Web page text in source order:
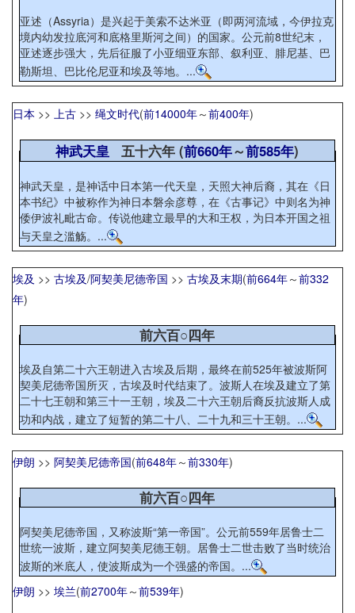
亚述（Assyria）是兴起于美索不达米亚（即两河流域，今伊拉克
境内幼发拉底河和底格里斯河之间）的国家。公元前8世纪末，
亚述逐步强大，先后征服了小亚细亚东部、叙利亚、腓尼基、巴
勒斯坦、巴比伦尼亚和埃及等地。...
日本 >> 上古 >> 绳文时代(前14000年～前400年)
神武天皇 五十六年 (前660年～前585年)
神武天皇，是神话中日本第一代天皇，天照大神后裔，其在《日
本书纪》中被称作为神日本磐余彦尊，在《古事记》中则名为神
倭伊波礼毗古命。传说他建立最早的大和王权，为日本开国之祖
与天皇之滥觞。...
埃及 >> 古埃及/阿契美尼德帝国 >> 古埃及末期(前664年～前332
年)
前六百○四年
埃及自第二十六王朝进入古埃及后期，最终在前525年被波斯阿
契美尼德帝国所灭，古埃及时代结束了。波斯人在埃及建立了第
二十七王朝和第三十一王朝，埃及二十六王朝后裔反抗波斯人成
功和内战，建立了短暂的第二十八、二十九和三十王朝。...
伊朗 >> 阿契美尼德帝国(前648年～前330年)
前六百○四年
阿契美尼德帝国，又称波斯“第一帝国”。公元前559年居鲁士二
世统一波斯，建立阿契美尼德王朝。居鲁士二世击败了当时统治
波斯的米底人，使波斯成为一个强盛的帝国。...
伊朗 >> 埃兰(前2700年～前539年)